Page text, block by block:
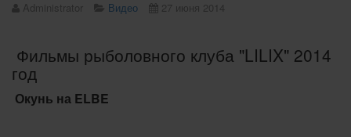
Administrator Видео 27 июня 2014
Фильмы рыболовного клуба "LILIX" 2014
год
Окунь на ELBE